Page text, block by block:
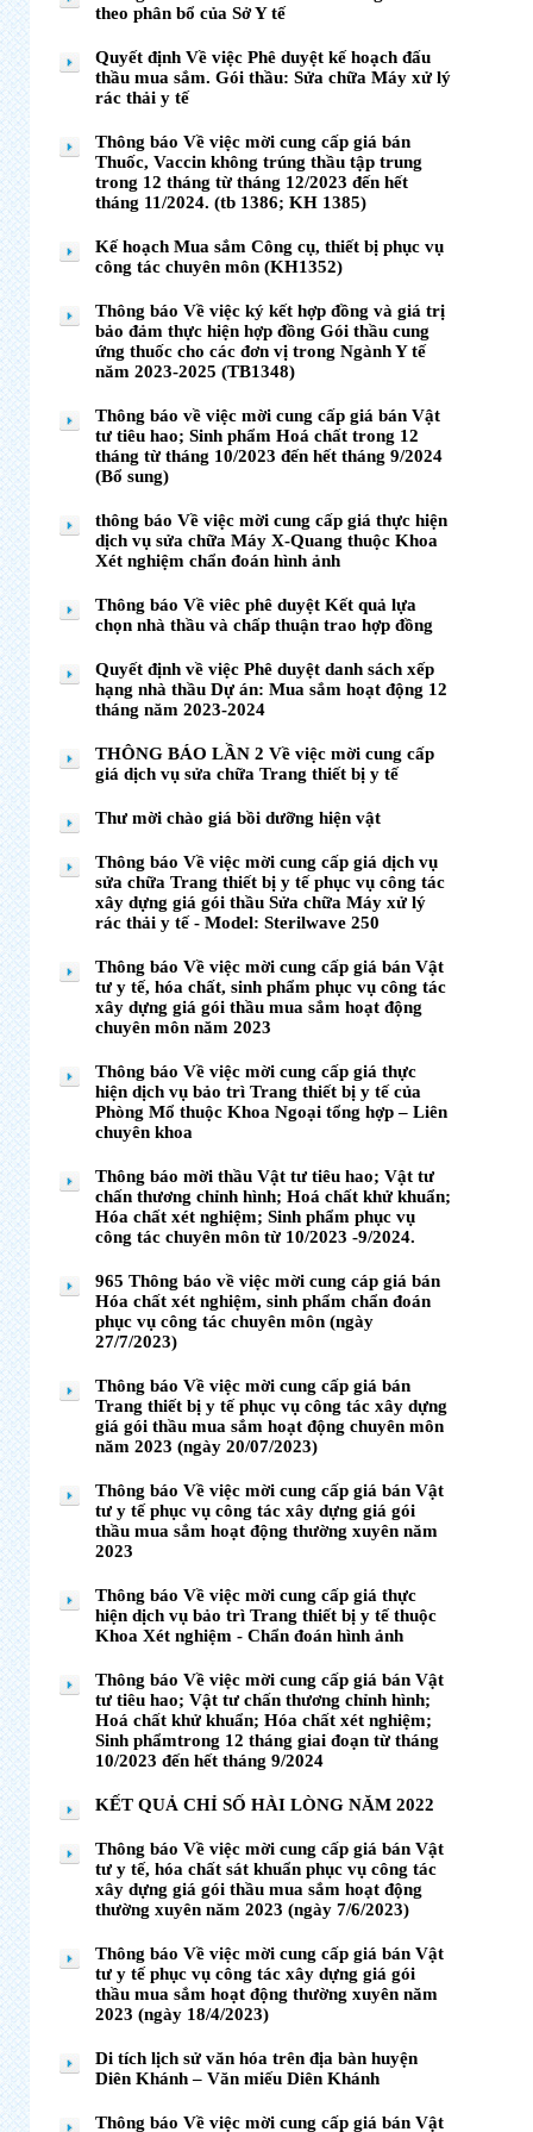
theo phân bổ của Sở Y tế
Quyết định Về việc Phê duyệt kế hoạch đấu
thầu mua sắm. Gói thầu: Sửa chữa Máy xử lý
rác thải y tế
Thông báo Về việc mời cung cấp giá bán
Thuốc, Vaccin không trúng thầu tập trung
trong 12 tháng từ tháng 12/2023 đến hết
tháng 11/2024. (tb 1386; KH 1385)
Kế hoạch Mua sắm Công cụ, thiết bị phục vụ
công tác chuyên môn (KH1352)
Thông báo Về việc ký kết hợp đồng và giá trị
bảo đảm thực hiện hợp đồng Gói thầu cung
ứng thuốc cho các đơn vị trong Ngành Y tế
năm 2023-2025 (TB1348)
Thông báo về việc mời cung cấp giá bán Vật
tư tiêu hao; Sinh phẩm Hoá chất trong 12
tháng từ tháng 10/2023 đến hết tháng 9/2024
(Bổ sung)
thông báo Về việc mời cung cấp giá thực hiện
dịch vụ sửa chữa Máy X-Quang thuộc Khoa
Xét nghiệm chẩn đoán hình ảnh
Thông báo Về viêc phê duyệt Kết quả lựa
chọn nhà thầu và chấp thuận trao hợp đồng
Quyết định về việc Phê duyệt danh sách xếp
hạng nhà thầu Dự án: Mua sắm hoạt động 12
tháng năm 2023-2024
THÔNG BÁO LẦN 2 Về việc mời cung cấp
giá dịch vụ sửa chữa Trang thiết bị y tế
Thư mời chào giá bồi dưỡng hiện vật
Thông báo Về việc mời cung cấp giá dịch vụ
sửa chữa Trang thiết bị y tế phục vụ công tác
xây dựng giá gói thầu Sửa chữa Máy xử lý
rác thải y tế - Model: Sterilwave 250
Thông báo Về việc mời cung cấp giá bán Vật
tư y tế, hóa chất, sinh phẩm phục vụ công tác
xây dựng giá gói thầu mua sắm hoạt động
chuyên môn năm 2023
Thông báo Về việc mời cung cấp giá thực
hiện dịch vụ bảo trì Trang thiết bị y tế của
Phòng Mổ thuộc Khoa Ngoại tổng hợp – Liên
chuyên khoa
Thông báo mời thầu Vật tư tiêu hao; Vật tư
chấn thương chỉnh hình; Hoá chất khử khuẩn;
Hóa chất xét nghiệm; Sinh phẩm phục vụ
công tác chuyên môn từ 10/2023 -9/2024.
965 Thông báo về việc mời cung cáp giá bán
Hóa chất xét nghiệm, sinh phẩm chẩn đoán
phục vụ công tác chuyên môn (ngày
27/7/2023)
Thông báo Về việc mời cung cấp giá bán
Trang thiết bị y tế phục vụ công tác xây dựng
giá gói thầu mua sắm hoạt động chuyên môn
năm 2023 (ngày 20/07/2023)
Thông báo Về việc mời cung cấp giá bán Vật
tư y tế phục vụ công tác xây dựng giá gói
thầu mua sắm hoạt động thường xuyên năm
2023
Thông báo Về việc mời cung cấp giá thực
hiện dịch vụ bảo trì Trang thiết bị y tế thuộc
Khoa Xét nghiệm - Chẩn đoán hình ảnh
Thông báo Về việc mời cung cấp giá bán Vật
tư tiêu hao; Vật tư chấn thương chỉnh hình;
Hoá chất khử khuẩn; Hóa chất xét nghiệm;
Sinh phẩmtrong 12 tháng giai đoạn từ tháng
10/2023 đến hết tháng 9/2024
KẾT QUẢ CHỈ SỐ HÀI LÒNG NĂM 2022
Thông báo Về việc mời cung cấp giá bán Vật
tư y tế, hóa chất sát khuẩn phục vụ công tác
xây dựng giá gói thầu mua sắm hoạt động
thường xuyên năm 2023 (ngày 7/6/2023)
Thông báo Về việc mời cung cấp giá bán Vật
tư y tế phục vụ công tác xây dựng giá gói
thầu mua sắm hoạt động thường xuyên năm
2023 (ngày 18/4/2023)
Di tích lịch sử văn hóa trên địa bàn huyện
Diên Khánh – Văn miếu Diên Khánh
Thông báo Về việc mời cung cấp giá bán Vật